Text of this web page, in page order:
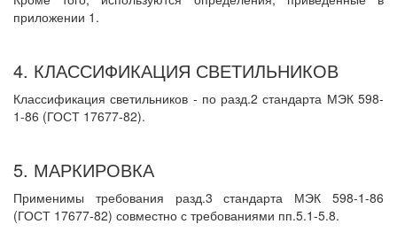
приложении 1.
4. КЛАССИФИКАЦИЯ СВЕТИЛЬНИКОВ
Классификация светильников - по разд.2 стандарта МЭК 598-
1-86 (ГОСТ 17677-82).
5. МАРКИРОВКА
Применимы требования разд.3 стандарта МЭК 598-1-86
(ГОСТ 17677-82) совместно с требованиями пп.5.1-5.8.